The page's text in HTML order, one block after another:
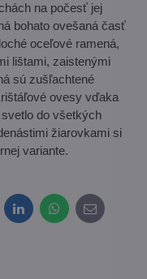
na počesť jej
bohato ovešaná časť
oceľové ramená,
lištami, zaistenými
sú zušľachtené
ovesy vďaka
do všetkých
žiarovkami si
variante.
LinkedInWhatsApp
E-
mail